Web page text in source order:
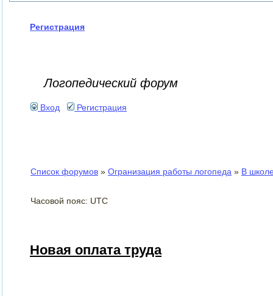
Регистрация
Логопедический форум
Вход Регистрация
Список форумов » Огранизация работы логопеда » В
Часовой пояс: UTC
Новая оплата труда